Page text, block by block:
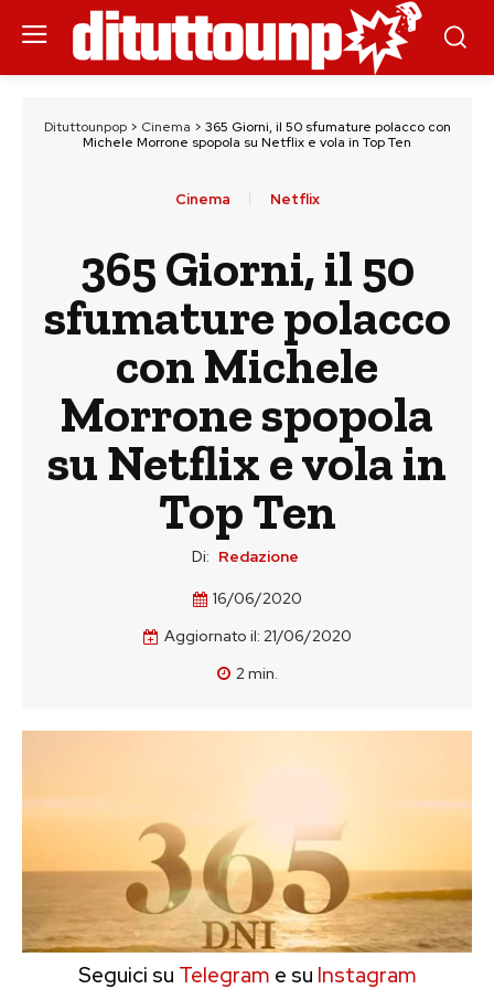
Dituttounpop> Cinema > 365 Giorni, il 50 sfumature polacco con
Michele Morrone spopola su Netflix e vola in Top Ten
Cinema Netflix
365 Giorni, il 50
sfumature polacco
con Michele
Morrone spopola
su Netflix e vola in
Top Ten
Di: Redazione
16/06/2020
Aggiornato il: 21/06/2020
2min.
Seguici su Telegram e su Instagram